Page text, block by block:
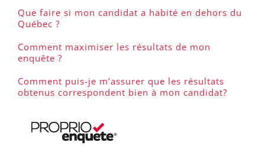
Que faire si mon candidat a habité en dehors du
Québec ?
Comment maximiser les résultats de mon
enquête ?
Comment puis-je m’assurer que les résultats
obtenus correspondent bien à mon candidat?